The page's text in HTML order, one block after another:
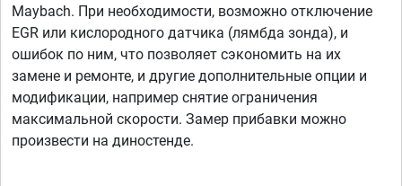
Maybach. При необходимости, возможно отключение
EGR или кислородного датчика (лямбда зонда), и
ошибок по ним, что позволяет сэкономить на их
замене и ремонте, и другие дополнительные опции и
модификации, например снятие ограничения
максимальной скорости. Замер прибавки можно
произвести на диностенде.